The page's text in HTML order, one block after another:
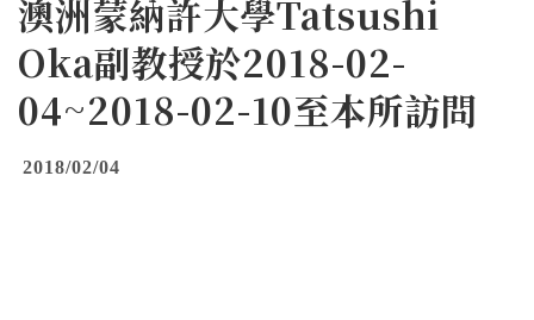
澳洲蒙納許大學Tatsushi
Oka副教授於2018-02-
04~2018-02-10至本所訪問
2018/02/04